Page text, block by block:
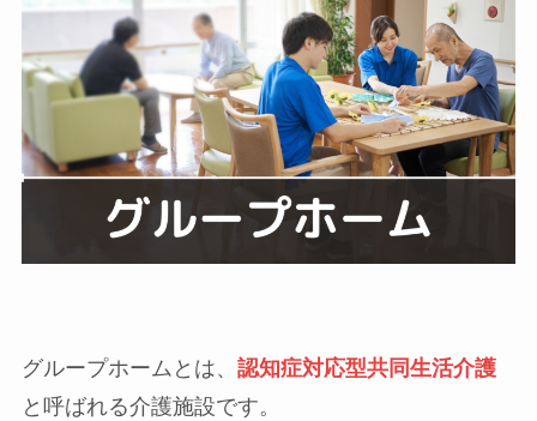
グループホームとは、 認知症対応型共同生活介護
と呼ばれる介護施設です。